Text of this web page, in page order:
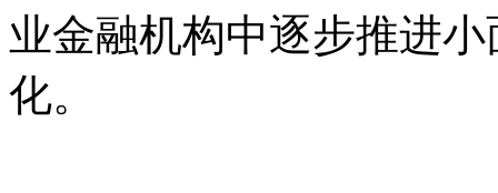
业金融机构中逐步推进
化。